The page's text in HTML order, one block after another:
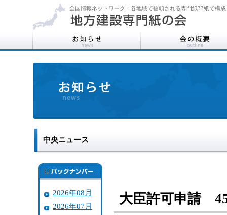
全国情報ネットワーク：各地域で信頼される専門紙33紙で構成
中央ニュース
2026年08月
2026年07月
大臣許可申請